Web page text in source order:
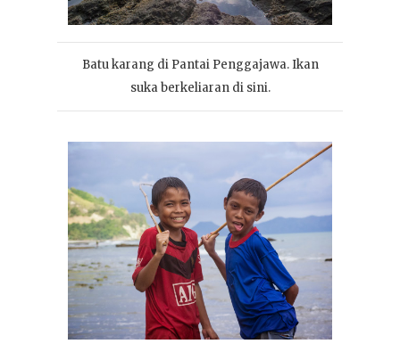
Batu karang di Pantai Penggajawa. Ikan
suka berkeliaran di sini.